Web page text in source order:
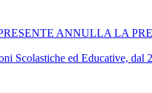
ANNULLA LA
Scolastiche ed Educative, dal